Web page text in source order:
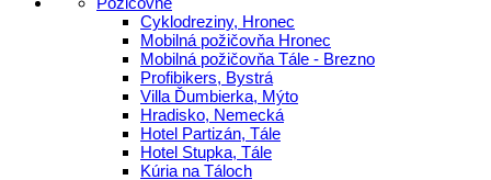
Cyklodreziny, Hronec
Mobilná požičovňa Hronec
Mobilná požičovňa Tále - Brezno
Profibikers, Bystrá
Villa Ďumbierka, Mýto
Hradisko, Nemecká
Hotel Partizán, Tále
Hotel Stupka, Tále
Kúria na Táloch